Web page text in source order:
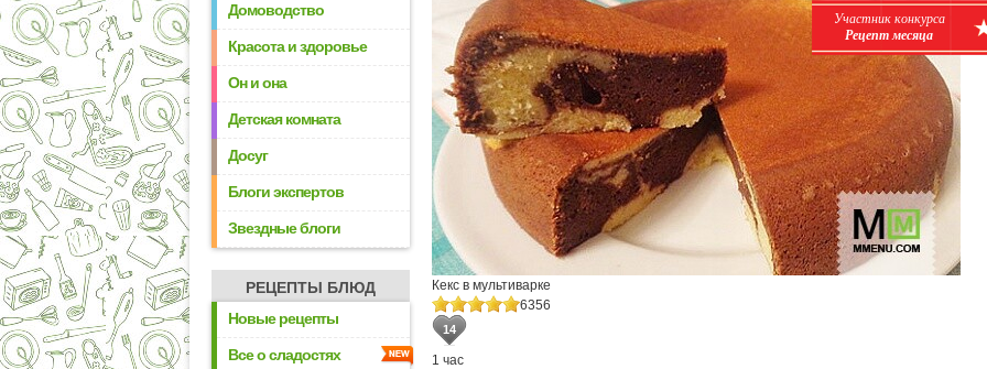
Домоводство
Красота и здоровье
Он и она
Детская комната
Досуг
Блоги экспертов
Звездные блоги
РЕЦЕПТЫ БЛЮД
Новые рецепты
Все о сладостях
Участник конкурса
Рецепт месяца
Кекс в мультиварке
6356
14
1 час